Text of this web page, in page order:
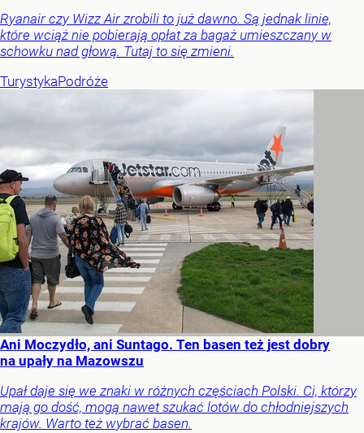
Ryanair czy Wizz Air zrobili to już dawno. Są jednak linie,
które wciąż nie pobierają opłat za bagaż umieszczany w
schowku nad głową. Tutaj to się zmieni.
TurystykaPodróże
Ani Moczydło, ani Suntago. Ten basen też jest dobry
na upały na Mazowszu
Upał daje się we znaki w różnych częściach Polski. Ci, którzy
mają go dość, mogą nawet szukać lotów do chłodniejszych
krajów. Warto też wybrać basen.